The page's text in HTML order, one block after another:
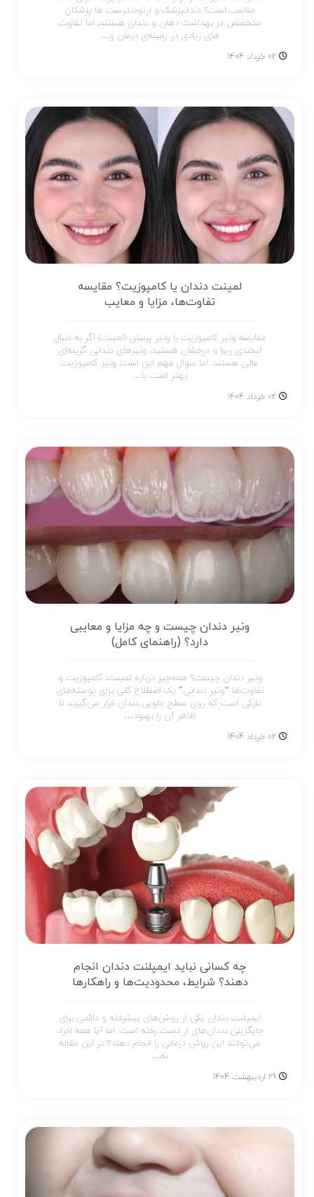
مناسب است؟ دندانپزشک و ارتودنتیست‌ ها پزشکان
متخصص در بهداشت دهان و دندان هستند، اما تفاوت‌
های زیادی در زمینه‌ی درمان و…
02 خرداد 1404
لمینت دندان یا کامپوزیت؟ مقایسه
تفاوت‌ها، مزایا و معایب
مقایسه ونیر کامپوزیت با ونیر پرسلن (لمینت) اگر به دنبال
لبخندی زیبا و درخشان هستید، ونیرهای دندانی گزینه‌ای
عالی هستند. اما سوال مهم این است: ونیر کامپوزیت
بهتر است یا…
02 خرداد 1404
ونیر دندان چیست و چه مزایا و معایبی
دارد؟ (راهنمای کامل)
ونیر دندان چیست؟ همه‌چیز درباره لمینت، کامپوزیت و
تفاوت‌ها “ونیر دندانی” یک اصطلاح کلی برای پوسته‌های
نازکی است که روی سطح جلویی دندان قرار می‌گیرند تا
ظاهر آن را بهبود…
02 خرداد 1404
چه کسانی نباید ایمپلنت دندان انجام
دهند؟ شرایط، محدودیت‌ها و راهکارها
ایمپلنت دندان یکی از روش‌های پیشرفته و دائمی برای
جایگزینی دندان‌های از دست رفته است. اما آیا همه افراد
می‌توانند این روش درمانی را انجام دهند؟ در این مقاله
به…
29 اردیبهشت 1404